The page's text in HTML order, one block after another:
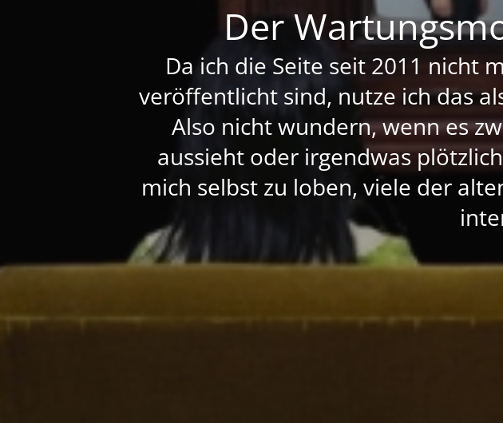
Der
Da ich die Seite seit 2011 nicht
veröffentlicht sind, nutze ich das
Also nicht wundern, wenn es
aussieht oder irgendwas
mich selbst zu loben, viele der